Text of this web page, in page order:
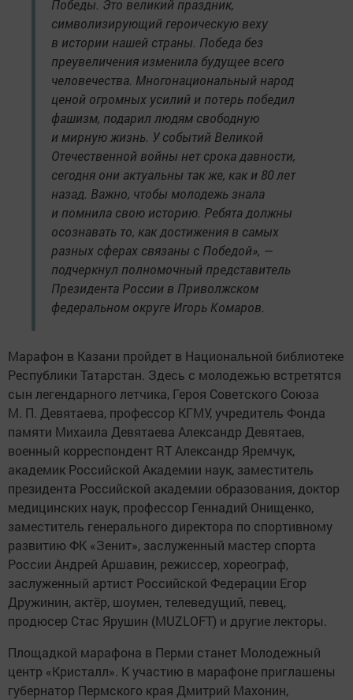
Победы. Это великий праздник,
символизирующий героическую веху
в истории нашей страны. Победа без
преувеличения изменила будущее всего
человечества. Многонациональный народ
ценой огромных усилий и потерь победил
фашизм, подарил людям свободную
и мирную жизнь. У событий Великой
Отечественной войны нет срока давности,
сегодня они актуальны так же, как и 80 лет
назад. Важно, чтобы молодежь знала
и помнила свою историю. Ребята должны
осознавать то, как достижения в самых
разных сферах связаны с Победой», —
подчеркнул полномочный представитель
Президента России в Приволжском
федеральном округе Игорь Комаров.
Марафон в Казани пройдет в Национальной библиотеке
Республики Татарстан. Здесь с молодежью встретятся
сын легендарного летчика, Героя Советского Союза
М. П. Девятаева, профессор КГМУ, учредитель Фонда
памяти Михаила Девятаева Александр Девятаев,
военный корреспондент RT Александр Яремчук,
академик Российской Академии наук, заместитель
президента Российской академии образования, доктор
медицинских наук, профессор Геннадий Онищенко,
заместитель генерального директора по спортивному
развитию ФК «Зенит», заслуженный мастер спорта
России Андрей Аршавин, режиссер, хореограф,
заслуженный артист Российской Федерации Егор
Дружинин, актёр, шоумен, телеведущий, певец,
продюсер Стас Ярушин (MUZLOFT) и другие лекторы.
Площадкой марафона в Перми станет Молодежный
центр «Кристалл». К участию в марафоне приглашены
губернатор Пермского края Дмитрий Махонин,